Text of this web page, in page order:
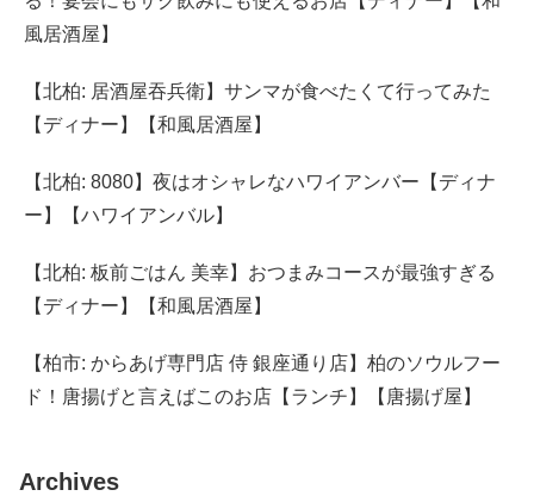
風居酒屋】
【北柏: 居酒屋吞兵衛】サンマが食べたくて行ってみた
【ディナー】【和風居酒屋】
【北柏: 8080】夜はオシャレなハワイアンバー【ディナ
ー】【ハワイアンバル】
【北柏: 板前ごはん 美幸】おつまみコースが最強すぎる
【ディナー】【和風居酒屋】
【柏市: からあげ専門店 侍 銀座通り店】柏のソウルフー
ド！唐揚げと言えばこのお店【ランチ】【唐揚げ屋】
Archives